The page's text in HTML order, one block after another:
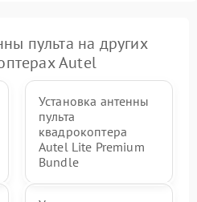
пульта на других
Autel
Установка антенны
пульта
квадрокоптера
Autel Lite Premium
Bundle